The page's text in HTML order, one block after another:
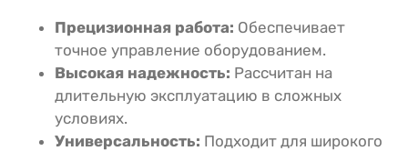
Прецизионная работа: Обеспечивает
точное управление оборудованием.
Высокая надежность: Рассчитан на
длительную эксплуатацию в сложных
условиях.
Универсальность: Подходит для широкого